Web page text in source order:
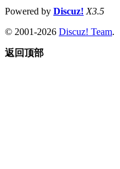
Powered by Discuz! X3.5
© 2001-2026 Discuz! Team.
返回顶部